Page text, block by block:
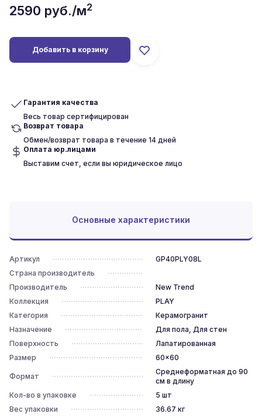
2590 руб./м2
Добавить в корзину
Гарантия качества
Весь товар сертифицирован
Возврат товара
Обмен/возврат товара в течение 14 дней
Оплата юр.лицами
Выставим счет, если вы юридическое лицо
Основные характеристики
Артикул
GP40PLY08L
Страна производитель
Производитель
New Trend
Коллекция
PLAY
Категория
Керамогранит
Назначение
Для пола, Для стен
Поверхность
Лапатированная
Размер
60x60
Формат
Среднеформатная до 90
см в длину
Кол-во в упаковке
5 шт
Вес упаковки
36.67 кг